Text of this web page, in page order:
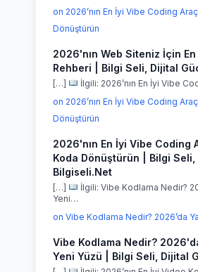
on 2026’nın En İyi Vibe Coding
Dönüştürün
2026'nın Web Siteniz İçin
Rehberi | Bilgi Seli, Dijital
[…]
İlgili: 2026’nın En İyi Vibe
on 2026’nın En İyi Vibe Coding
Dönüştürün
2026'nın En İyi Vibe Coding
Koda Dönüştürün | Bilgi Seli,
Bilgiseli.Net
[…]
İlgili: Vibe Kodlama Nedir?
Yeni…
on Vibe Kodlama Nedir? 2026’da
Vibe Kodlama Nedir? 2026'da
Yeni Yüzü | Bilgi Seli, Dijital